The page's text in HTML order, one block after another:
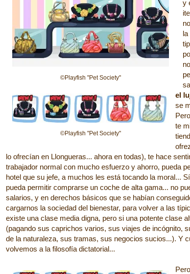
©Playfish "Pet Society"
©Playfish "Pet Society"
y
el
se
te
lo ofrecían en Llongueras... ahora en todas), te hace
trabajador normal con mucho esfuerzo y ahorro, pueda
hotel que su jefe, a muchos les está tocando la moral...
pueda permitir comprarse un coche de alta gama... no
salarios, y en derechos básicos que se habían
cargarnos la sociedad del bienestar, para volver a las
existe una clase media digna, pero si una potente clase
(pagando sus caprichos varios, sus viajes de incógnito,
de la naturaleza, sus tramas, sus negocios sucios...). Y
volvemos a la filosofía dictatorial...